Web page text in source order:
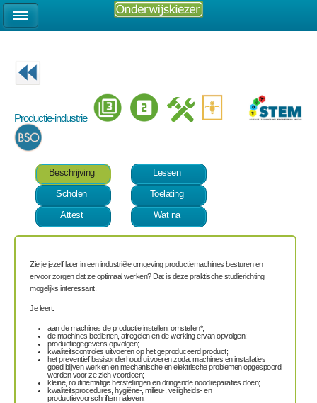
Productie-industrie
Beschrijving
Lessen
Scholen
Toelating
Attest
Wat na
Zie je jezelf later in een industriële omgeving productiemachines besturen en
ervoor zorgen dat ze optimaal werken? Dat is deze praktische studierichting
mogelijks interessant.
Je leert:
aan de machines de productie instellen, omstellen*;
de machines bedienen, afregelen en de werking ervan opvolgen;
productiegegevens opvolgen;
kwaliteitscontroles uitvoeren op het geproduceerd product;
het preventief basisonderhoud uitvoeren zodat machines en installaties
goed blijven werken en mechanische en elektrische problemen opgespoord
worden voor ze zich voordoen;
kleine, routinematige herstellingen en dringende noodreparaties doen;
kwaliteitsprocedures, hygiëne-, milieu-, veiligheids- en
productievoorschriften naleven.